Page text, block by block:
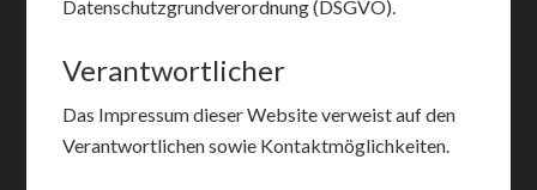
Datenschutzgrundverordnung (DSGVO).
Verantwortlicher
Das Impressum dieser Website verweist auf den
Verantwortlichen sowie Kontaktmöglichkeiten.